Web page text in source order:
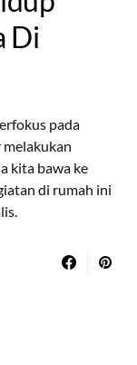
Di
pada
kita bawa ke
di rumah ini